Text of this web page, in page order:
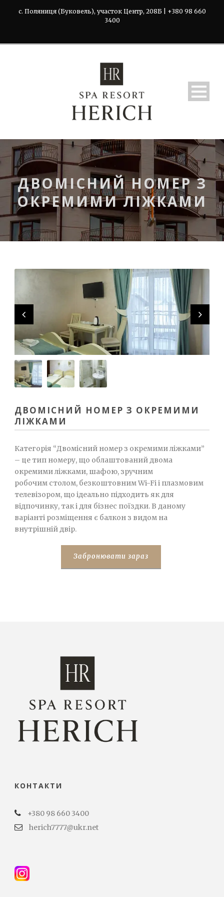
с. Поляниця (Буковель), участок Центр, 208Б | +380 98 660
3400
ДВОМІСНИЙ НОМЕР З
ОКРЕМИМИ ЛІЖКАМИ
ДВОМІСНИЙ НОМЕР З ОКРЕМИМИ
ЛІЖКАМИ
Категорія “Двомісний номер з окремими ліжками”
– це тип номеру, що облаштований двома
окремими ліжками, шафою, зручним
робочим столом, безкоштовним Wi-Fi і плазмовим
телевізором, що ідеально підходить як для
відпочинку, так і для бізнес поїздки. В даному
варіанті розміщення є балкон з видом на
внутрішній двір.
Забронювати зараз
КОНТАКТИ
+380 98 660 3400
herich7777@ukr.net